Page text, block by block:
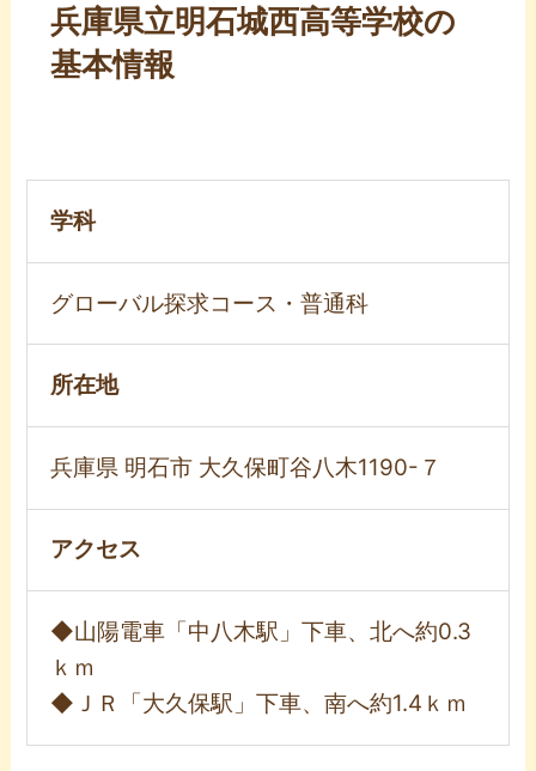
兵庫県立明石城西高等学校の
基本情報
学科
グローバル探求コース・普通科
所在地
兵庫県 明石市 大久保町谷八木1190-７
アクセス
◆山陽電車「中八木駅」下車、北へ約0.3
ｋｍ
◆ＪＲ「大久保駅」下車、南へ約1.4ｋｍ